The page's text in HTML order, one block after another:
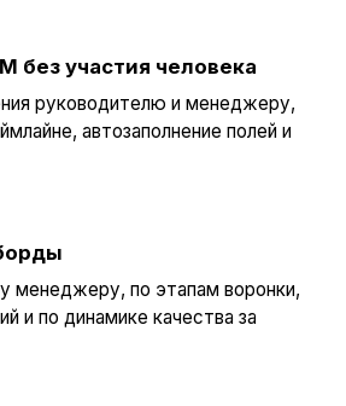
без участия человека
руководителю и менеджеру,
автозаполнение полей и
менеджеру, по этапам воронки,
и по динамике качества за